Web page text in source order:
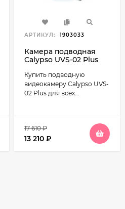
АРТИКУЛ: 1903033
Камера подводная
Calypso UVS-02 Plus
Купить подводную
видеокамеру Calypso UVS-
02 Plus для всех...
17 610₽
13 210 ₽